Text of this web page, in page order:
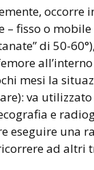
fisso o
di 50-
mesi la
va
e
eseguire una
ad altri